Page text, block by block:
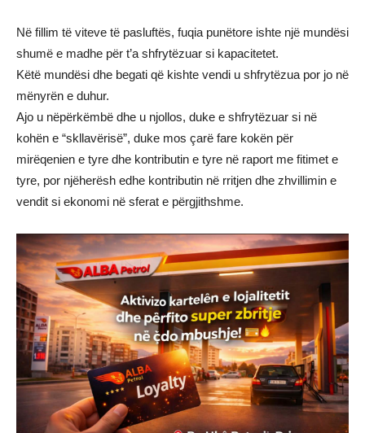
Në fillim të viteve të pasluftës, fuqia punëtore ishte një mundësi
shumë e madhe për t’a shfrytëzuar si kapacitetet.
Këtë mundësi dhe begati që kishte vendi u shfrytëzua por jo në
mënyrën e duhur.
Ajo u nëpërkëmbë dhe u njollos, duke e shfrytëzuar si në
kohën e “skllavërisë”, duke mos çarë fare kokën për
mirëqenien e tyre dhe kontributin e tyre në raport me fitimet e
tyre, por njëherësh edhe kontributin në rritjen dhe zhvillimin e
vendit si ekonomi në sferat e përgjithshme.